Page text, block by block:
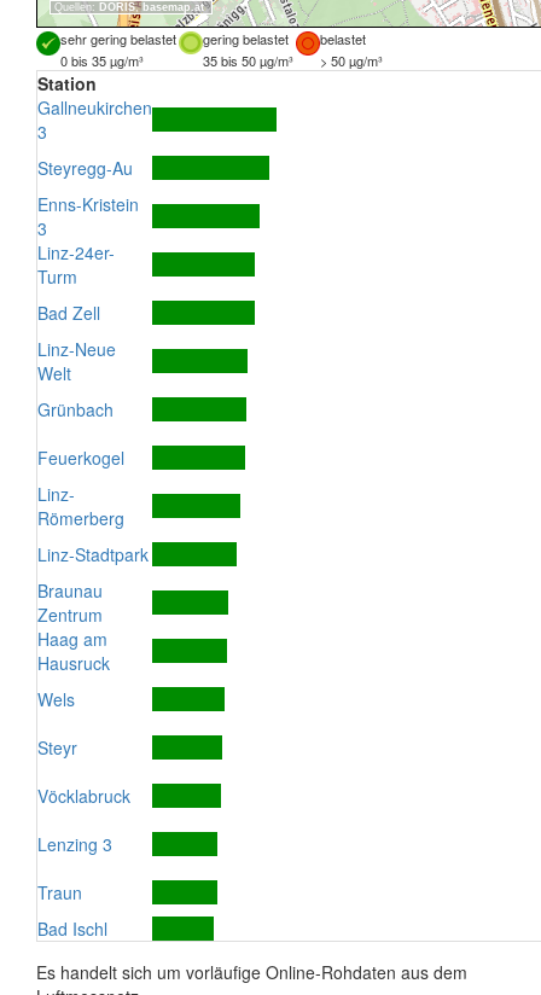
Quellen: DORIS, basemap.at
sehr gering belastet gering belastet
belastet
0 bis 35 µg/m³
35 bis 50 µg/m³ > 50 µg/m³
Station
Gallneukirchen
3
Steyregg-Au
Enns-Kristein
3
Linz-24er-
Turm
Bad Zell
Linz-Neue
Welt
Grünbach
Feuerkogel
Linz-
Römerberg
Linz-Stadtpark
Braunau
Zentrum
Haag am
Hausruck
Wels
Steyr
Vöcklabruck
Lenzing 3
Traun
Bad Ischl
Es handelt sich um vorläufige Online-Rohdaten aus dem